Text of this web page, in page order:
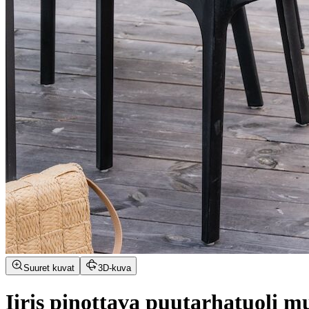
Suuret kuvat 3D-kuva
Iiris pinottava puutarhatuoli